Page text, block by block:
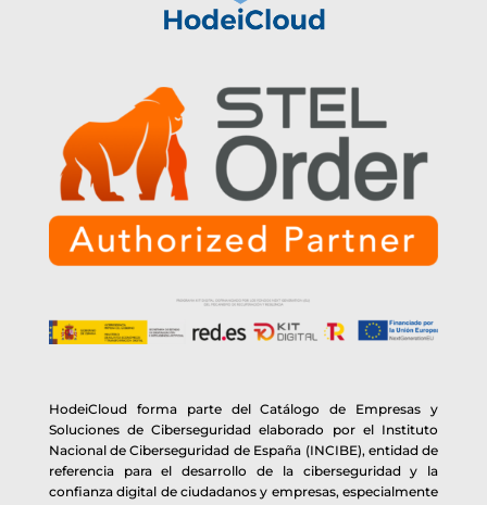
HodeiCloud forma parte del Catálogo de Empresas y
Soluciones de Ciberseguridad elaborado por el Instituto
Nacional de Ciberseguridad de España (INCIBE), entidad de
referencia para el desarrollo de la ciberseguridad y la
confianza digital de ciudadanos y empresas, especialmente